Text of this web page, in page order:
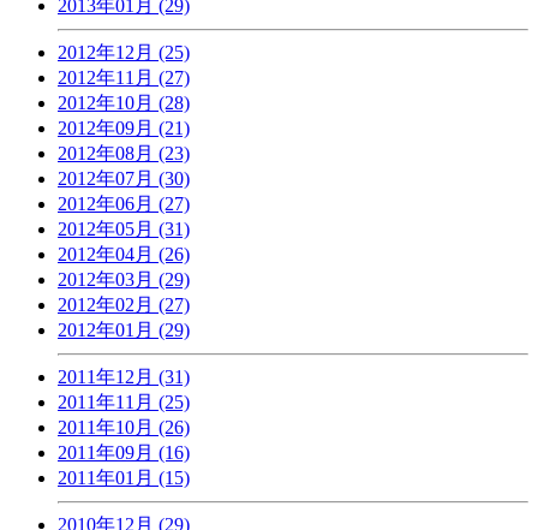
2013年01月 (29)
2012年12月 (25)
2012年11月 (27)
2012年10月 (28)
2012年09月 (21)
2012年08月 (23)
2012年07月 (30)
2012年06月 (27)
2012年05月 (31)
2012年04月 (26)
2012年03月 (29)
2012年02月 (27)
2012年01月 (29)
2011年12月 (31)
2011年11月 (25)
2011年10月 (26)
2011年09月 (16)
2011年01月 (15)
2010年12月 (29)